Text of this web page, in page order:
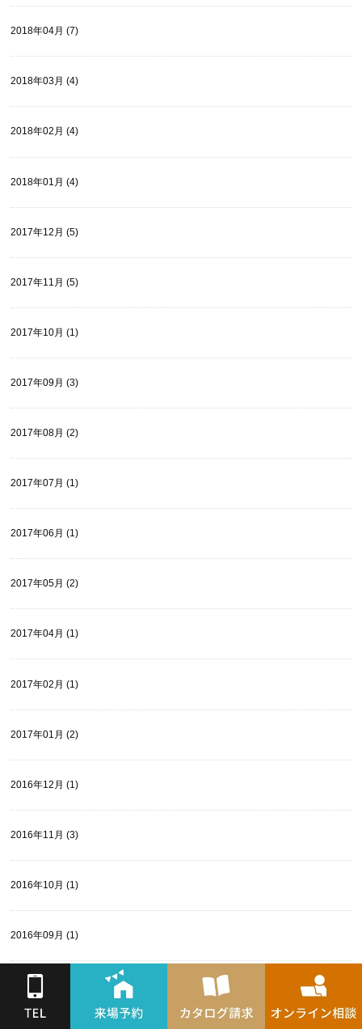
2018年04月 (7)
2018年03月 (4)
2018年02月 (4)
2018年01月 (4)
2017年12月 (5)
2017年11月 (5)
2017年10月 (1)
2017年09月 (3)
2017年08月 (2)
2017年07月 (1)
2017年06月 (1)
2017年05月 (2)
2017年04月 (1)
2017年02月 (1)
2017年01月 (2)
2016年12月 (1)
2016年11月 (3)
2016年10月 (1)
2016年09月 (1)